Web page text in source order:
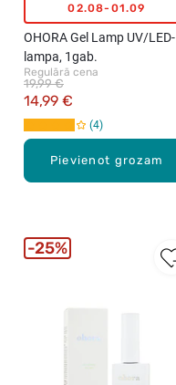
Pievienot grozam
02.08-01.09
OHORA Gel Lamp UV/LED-
lampa, 1gab.
Regulārā cena
14,99 €
19,99 €
4
25%